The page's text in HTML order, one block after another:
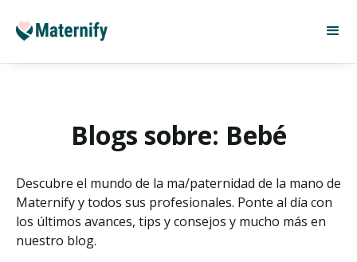
Blogs sobre: Bebé
Descubre el mundo de la ma/paternidad de la mano de
Maternify y todos sus profesionales. Ponte al día con
los últimos avances, tips y consejos y mucho más en
nuestro blog.